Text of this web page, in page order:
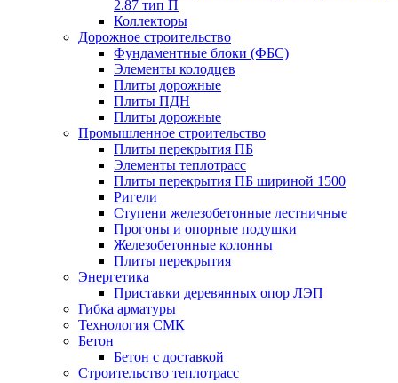
2.87 тип П
Коллекторы
Дорожное строительство
Фундаментные блоки (ФБС)
Элементы колодцев
Плиты дорожные
Плиты ПДН
Плиты дорожные
Промышленное строительство
Плиты перекрытия ПБ
Элементы теплотрасс
Плиты перекрытия ПБ шириной 1500
Ригели
Ступени железобетонные лестничные
Прогоны и опорные подушки
Железобетонные колонны
Плиты перекрытия
Энергетика
Приставки деревянных опор ЛЭП
Гибка арматуры
Технология СМК
Бетон
Бетон с доставкой
Строительство теплотрасс